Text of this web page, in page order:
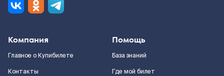
Компания
Главное о Купибилете
Контакты
Помощь
База знаний
Где мой билет